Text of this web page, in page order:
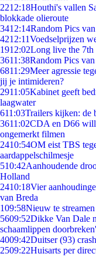
2212:18Houthi's vallen
blokkade olieroute
3412:14Random Pics
4212:11Voedselprijzen
1912:02Long live the 7th
3611:38Random Pics
6811:29Meer agressie
jij je intimideren?
2911:05Kabinet geeft
laagwater
611:03Trailers kijken: de
3611:02CDA en D66
ongemerkt filmen
2410:54OM eist TBS
aardappelschilmesje
510:42Aanhoudende
Holland
2410:18Vier
van Breda
109:58Nieuw te
5609:52Dikke Van Dale
schaamlippen doorbreken'
4009:42Duitser (93)
2509:22Huisarts per